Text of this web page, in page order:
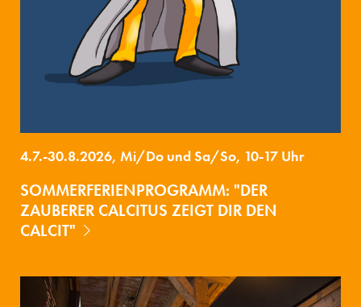
4.7.-30.8.2026, Mi/Do und Sa/So, 10-17 Uhr
SOMMERFERIENPROGRAMM: "DER
ZAUBERER CALCITUS ZEIGT DIR DEN
CALCIT"